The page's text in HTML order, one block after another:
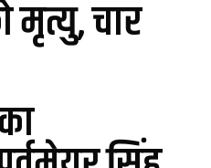
मृत्यु, चार